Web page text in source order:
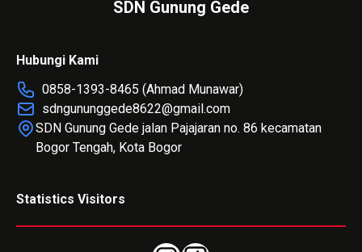
SDN Gunung Gede
Hubungi Kami
0858-1393-8465 (Ahmad Munawar)
sdngununggede8622@gmail.com
SDN Gunung Gede jalan Pajajaran no. 86 kecamatan
Bogor Tengah, Kota Bogor
Statistics Visitors